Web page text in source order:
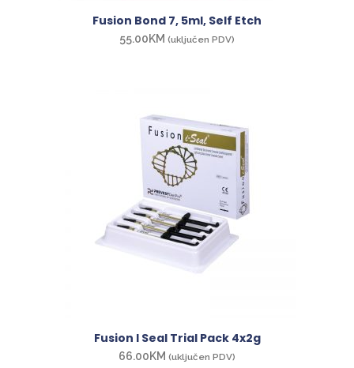
Fusion Bond 7, 5ml, Self Etch
55.00KM (uključen PDV)
Fusion I Seal Trial Pack 4x2g
66.00KM (uključen PDV)